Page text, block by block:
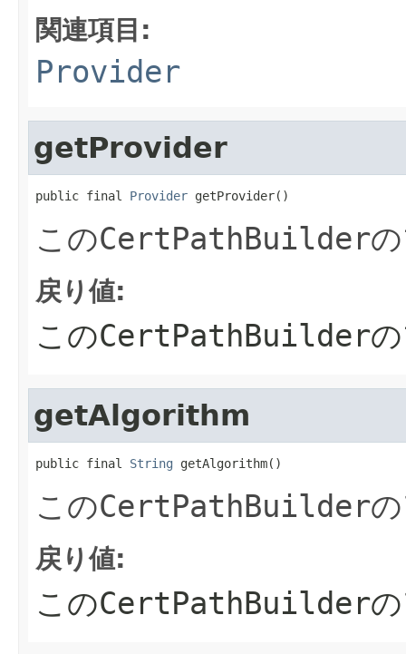
関連項目:
Provider
getProvider
public final Provider getProvider()
このCertPathBuilder
戻り値:
このCertPathBuilder
getAlgorithm
public final String getAlgorithm()
このCertPathBuilder
戻り値:
このCertPathBuilder